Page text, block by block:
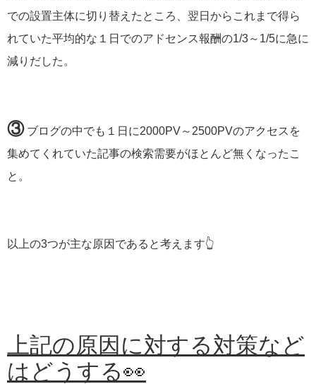
での設置主体に切り替えたところ、翌日からこれまで得ら
れていた平均的な１日でのアドセンス報酬の1/3～1/5に急に
減りだした。
③ ブログの中でも１日に2000PV～2500PVのアクセスを
集めてくれていた記事の検索需要がほとんど無くなったこ
と。
以上の3つが主な原因であると考えます👆
上記の原因に対する対策など
はどうする👀